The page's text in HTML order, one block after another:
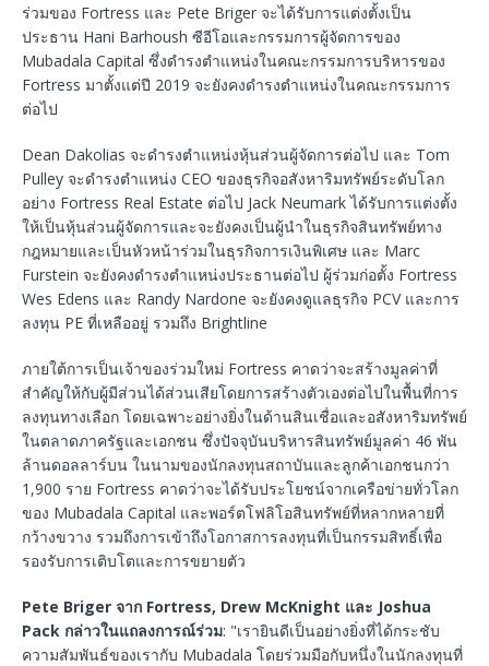
ร่วมของ Fortress และ Pete Briger จะได้รับการแต่งตั้งเป็น
ประธาน Hani Barhoush ซีอีโอและกรรมการผู้จัดการของ
Mubadala Capital ซึ่งดำรงตำแหน่งในคณะกรรมการบริหารของ
Fortress มาตั้งแต่ปี 2019 จะยังคงดำรงตำแหน่งในคณะกรรมการ
ต่อไป
Dean Dakolias จะดำรงตำแหน่งหุ้นส่วนผู้จัดการต่อไป และ Tom
Pulley จะดำรงตำแหน่ง CEO ของธุรกิจอสังหาริมทรัพย์ระดับโลก
อย่าง Fortress Real Estate ต่อไป Jack Neumark ได้รับการแต่งตั้ง
ให้เป็นหุ้นส่วนผู้จัดการและจะยังคงเป็นผู้นำในธุรกิจสินทรัพย์ทาง
กฎหมายและเป็นหัวหน้าร่วมในธุรกิจการเงินพิเศษ และ Marc
Furstein จะยังคงดำรงตำแหน่งประธานต่อไป ผู้ร่วมก่อตั้ง Fortress
Wes Edens และ Randy Nardone จะยังคงดูแลธุรกิจ PCV และการ
ลงทุน PE ที่เหลืออยู่ รวมถึง Brightline
ภายใต้การเป็นเจ้าของร่วมใหม่ Fortress คาดว่าจะสร้างมูลค่าที่
สำคัญให้กับผู้มีส่วนได้ส่วนเสียโดยการสร้างตัวเองต่อไปในพื้นที่การ
ลงทุนทางเลือก โดยเฉพาะอย่างยิ่งในด้านสินเชื่อและอสังหาริมทรัพย์
ในตลาดภาครัฐและเอกชน ซึ่งปัจจุบันบริหารสินทรัพย์มูลค่า 46 พัน
ล้านดอลลาร์บน ในนามของนักลงทุนสถาบันและลูกค้าเอกชนกว่า
1,900 ราย Fortress คาดว่าจะได้รับประโยชน์จากเครือข่ายทั่วโลก
ของ Mubadala Capital และพอร์ตโฟลิโอสินทรัพย์ที่หลากหลายที่
กว้างขวาง รวมถึงการเข้าถึงโอกาสการลงทุนที่เป็นกรรมสิทธิ์เพื่อ
รองรับการเติบโตและการขยายตัว
Pete Briger จาก Fortress, Drew McKnight และ Joshua
Pack กล่าวในแถลงการณ์ร่วม: "เรายินดีเป็นอย่างยิ่งที่ได้กระชับ
ความสัมพันธ์ของเรากับ Mubadala โดยร่วมมือกับหนึ่งในนักลงทุนที่